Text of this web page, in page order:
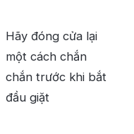
Hãy đóng cửa lại
một cách chắn
chắn trước khi bắt
đầu giặt